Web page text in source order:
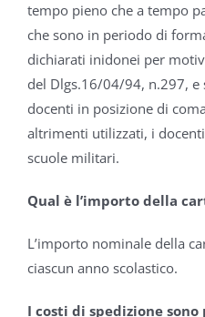
tempo pieno che a tempo
che sono in periodo di
dichiarati inidonei per
del Dlgs.16/04/94, n.297, e
docenti in posizione di
altrimenti utilizzati, i
scuole militari.
Qual è l’importo della
L’importo nominale della
ciascun anno scolastico.
I costi di spedizione